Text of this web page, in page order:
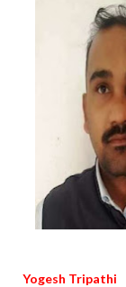
Yogesh Tripathi